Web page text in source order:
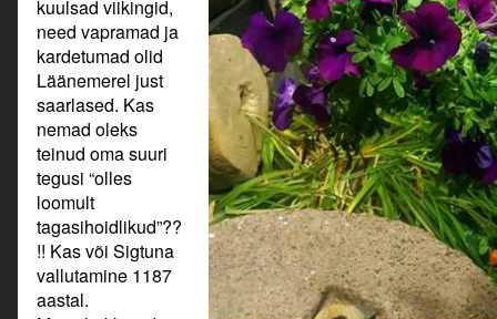
kuulsad viikingid,
need vapramad ja
kardetumad olid
Läänemerel just
saarlased. Kas
nemad oleks
teinud oma suuri
tegusi “olles
loomult
tagasihoidlikud”??
!! Kas või Sigtuna
vallutamine 1187
aastal.